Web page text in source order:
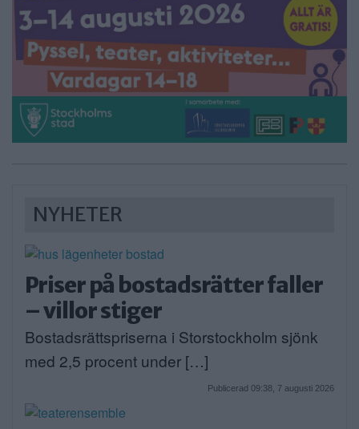
NYHETER
Priser på bostadsrätter faller
– villor stiger
Bostadsrättspriserna i Storstockholm sjönk
med 2,5 procent under […]
Publicerad 09:38, 7 augusti 2026